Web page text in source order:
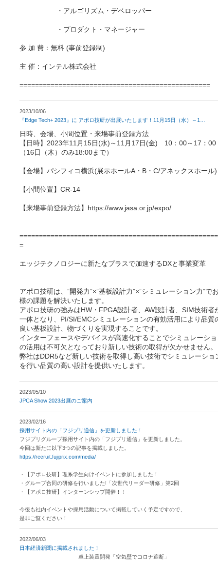
・アルゴリズム・デベロッパー
・プロダクト・マネージャー
参 加 費：無料 (事前登録制)
主 催：インテル株式会社
=================================================
2023/10/06
『Edge Tech+ 2023』に アポロ技研が出展いたします！11月15日（水）～1
日時、会場、小間位置・来場事前登録方法
【日時】2023年11月15日(水)～11月17日(金) 10：00～17：
（16日（木）のみ18:00まで）
【会場】パシフィコ横浜(展示ホールA・B・C/アネックスホール)
【小間位置】CR-14
【来場事前登録方法】https://www.jasa.or.jp/expo/
=
エッジテクノロジーに新たなプラスで加速するDXと事業変革
アポロ技研は、”開発力”×”基板設計力”×”シミュレーション力”で
様の課題を解決いたします。
アポロ技研の強みはHW・FPGA設計者、AW設計者、SIM技術者
一体となり、PI/SI/EMCシミュレーションの有効活用により品質
良い基板設計、物づくりを実現することです。
インターフェースやデバイスが高速化することでシミュレーシ
の活用は不可欠となっており新しい技術の取得が欠かせません。
弊社はDDR5など新しい技術を取得し高い技術でシミュレーショ
を行い品質の高い設計を提供いたします。
2023/05/10
JPCA Show 2023出展のご案内
2023/02/16
採用サイト内の「フジプリ通信」を更新しました！
フジプリグループ採用サイト内の「フジプリ通信」を更新しました。
今回は新たに以下3つの記事を掲載しました。
https://recruit.fujiprix.com/media/
・【アポロ技研】理系学生向けイベントに参加しました！
・グループ合同の研修を行いました!「次世代リーダー研修」第2回
・【アポロ技研】インターンシップ開催！！
今後も社内イベントや採用活動について掲載していく予定ですので、
是非ご覧ください！
2022/06/03
日本経済新聞に掲載されました！
卓上装置開発「空気壁でコロナ遮断」